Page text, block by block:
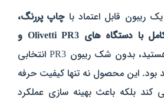
یک ریبون قابل اعتماد باچاپ پررنگ،
دوام بالا و سازگاری کامل با دستگاه‌ های Olivetti PR3 و
هستید، بدون شک ریبون PR3 انتخابی
بود. این محصول نه‌ تنها کیفیت حرفه‌
بلکه باعث بهینه‌ سازی عملکرد